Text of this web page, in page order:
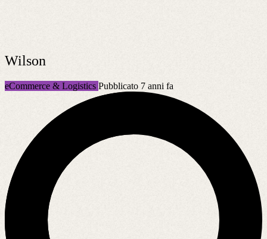
Wilson
eCommerce & Logistics Pubblicato 7 anni fa